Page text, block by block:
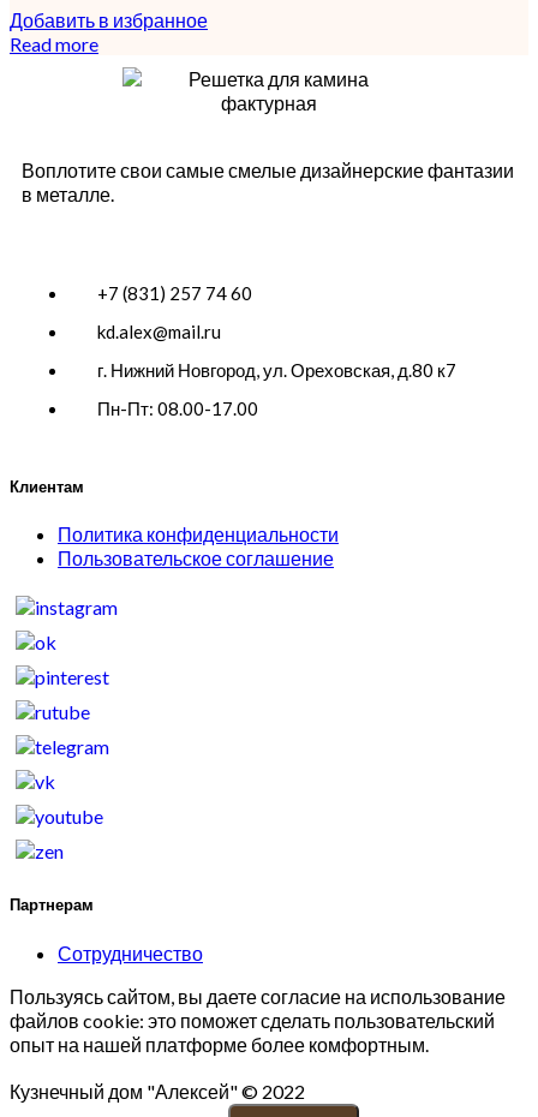
Добавить в избранное
Read more
Воплотите свои самые смелые дизайнерские фантазии
в металле.
+7 (831) 257 74 60
kd.alex@mail.ru
г. Нижний Новгород, ул. Ореховская, д.80 к7
Пн-Пт: 08.00-17.00
Клиентам
Политика конфиденциальности
Пользовательское соглашение
Партнерам
Сотрудничество
Пользуясь сайтом, вы даете согласие на использование
файлов cookie: это поможет сделать пользовательский
опыт на нашей платформе более комфортным.
Кузнечный дом "Алексей" © 2022